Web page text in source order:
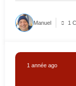
Manuel 1
1 année ago